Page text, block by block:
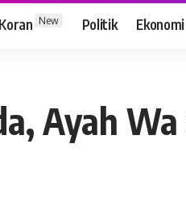
New Politik
Ayah